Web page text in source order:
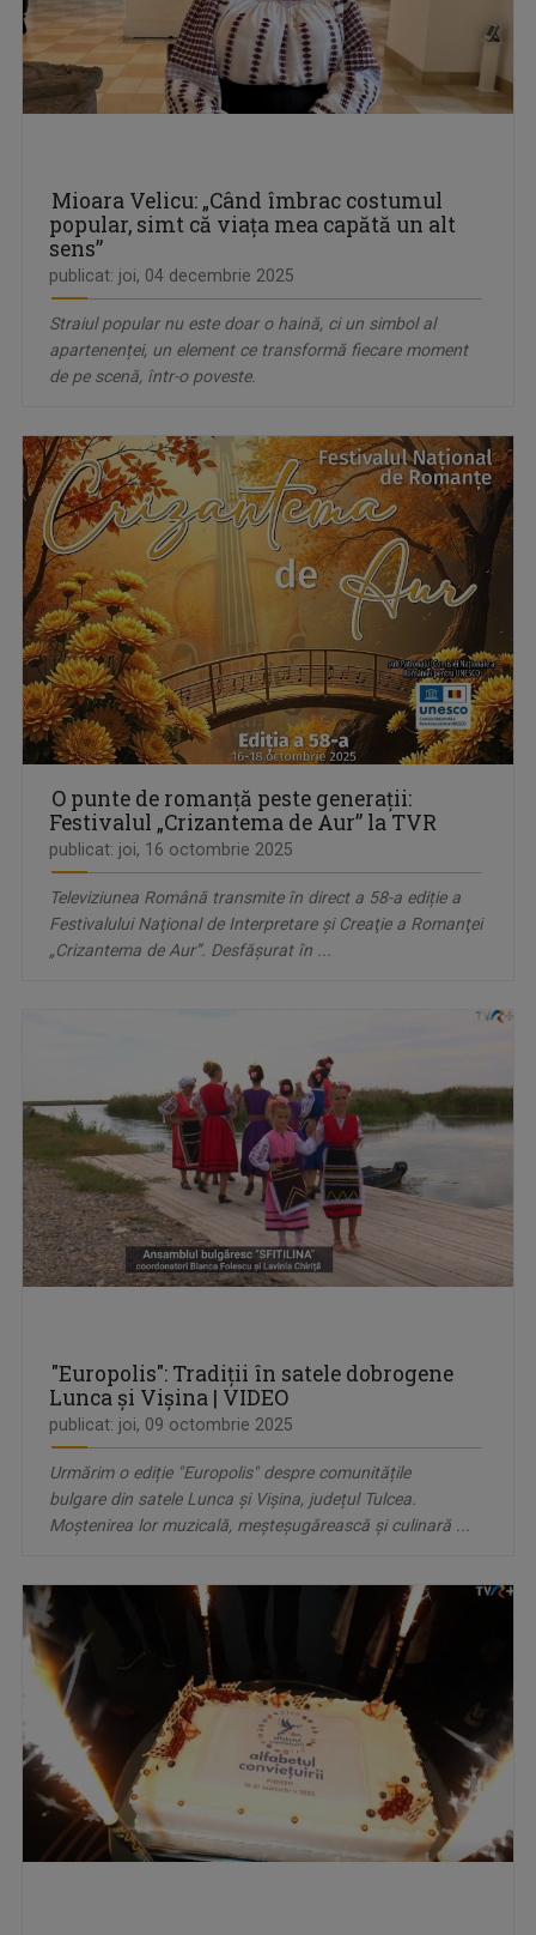
Mioara Velicu: „Când îmbrac costumul
popular, simt că viața mea capătă un alt
sens”
publicat: joi, 04 decembrie 2025
Straiul popular nu este doar o haină, ci un simbol al
apartenenței, un element ce transformă fiecare moment
de pe scenă, într-o poveste.
O punte de romanță peste generații:
Festivalul „Crizantema de Aur” la TVR
publicat: joi, 16 octombrie 2025
Televiziunea Română transmite în direct a 58-a ediție a
Festivalului Naţional de Interpretare şi Creaţie a Romanţei
„Crizantema de Aur”. Desfășurat în ...
"Europolis": Tradiții în satele dobrogene
Lunca și Vișina | VIDEO
publicat: joi, 09 octombrie 2025
Urmărim o ediție "Europolis" despre comunitățile
bulgare din satele Lunca și Vișina, județul Tulcea.
Moștenirea lor muzicală, meșteșugărească și culinară ...